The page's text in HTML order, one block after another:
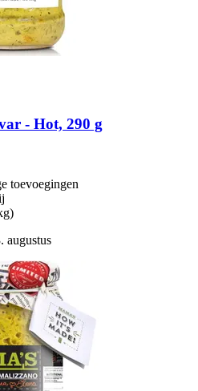
-​ Hot, 290 g
toevoegingen
augustus